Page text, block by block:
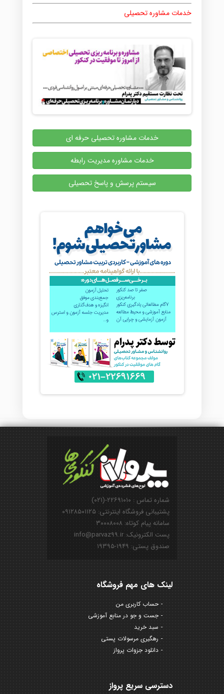
خدمات مشاوره تحصیلی
خدمات مشاوره تحصیلی حرفه ای
خدمات مشاوره مدیریت رابطه
سیستم پرسش و پاسخ تحصیلی
شماره تماس : ۲۲۶۹۱۰۱۰-(۰۲۱)
پشتیبانی فروشگاه اینترنتی: ۰۹۱۲۸۵۰۱۱۲۵
سامانه پیام کوتاه: ۳۰۰۰۸۰۰۸
پست الکترونیک: info@parvaz99.ir
صندوق پستی: ۱۹۴۹-۱۹۳۹۵
لینک های مهم فروشگاه
حساب کاربری من
جست و جو در منابع آموزشی
سبد خرید
رهگیری مرسولات پستی
دانلود جزوات پرواز
دسترسی سریع پرواز